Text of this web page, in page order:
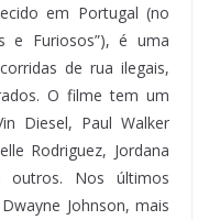
em Portugal (no
e Furiosos”), é uma
de rua ilegais,
O filme tem um
Diesel, Paul Walker
Rodriguez, Jordana
outros. Nos últimos
Johnson, mais